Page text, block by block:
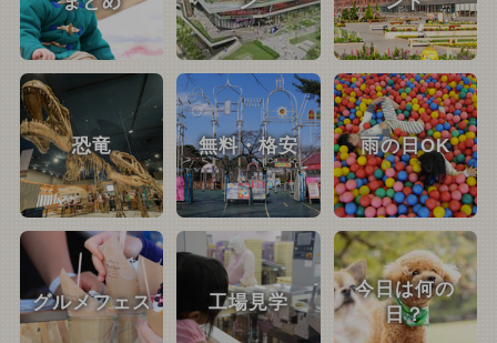
恐竜 無料・格安 雨の日OK
グルメフェス 工場見学
今日は何の
日？